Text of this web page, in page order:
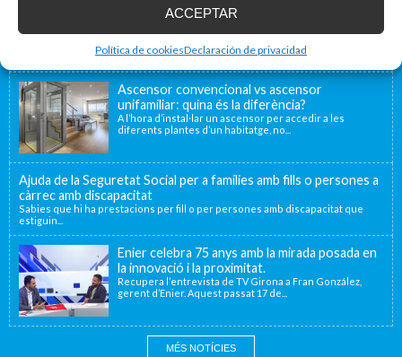
ACCEPTAR
Política de cookiesDeclaración de privacidad
Fa uns mesos vam traslladar la nostra delegació de
Ascensor convencional vs ascensor
unifamiliar: quina és la diferència?
A l’hora d’instal·lar un ascensor per accedir a les
diferents plantes d’un habitatge, no...
Ajuda de la Seguretat Social per a famílies amb fills o persones a
càrrec amb discapacitat
Sabies que hi ha prestacions per fill o per persones amb discapacitat que
estiguin...
Enier celebra 75 anys amb la mirada posada en
la innovació i la proximitat.
Recupera l’entrevista de TV Girona a Fran González,
gerent d’Enier. Aquest passat 17 de...
MÉS NOTÍCIES